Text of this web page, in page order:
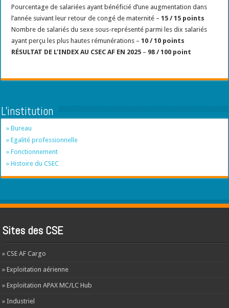
Pourcentage de salariées ayant bénéficié d’une augmentation dans
l’année suivant leur retour de congé de maternité –15 / 15 points
Nombre de salariés du sexe sous-représenté parmi les dix salariés
ayant perçu les plus hautes rémunérations –10 / 10 points
RÉSULTAT DE L’INDEX AU CSEC AF EN 2025 – 98 / 100 point
L'institution
» Bureau
» Egalité professionnelle
» Fonctionnement
» Histoire du CSEC
Sites des CSE
» CSE AF Cargo
» Exploitation aérienne
» Exploitation APAX MC/LC Hub
» Industriel